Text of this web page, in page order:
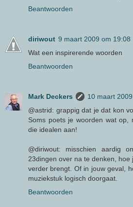
Beantwoorden
diriwout 9 maart 2009 om 19:08
Wat een inspirerende woorden
Beantwoorden
Mark Deckers
10 maart
@astrid: grappig dat je dat kon
Soms poets je woorden wat op,
die idealen aan!
@diriwout: misschien aardig
23dingen over na te denken, hoe
verder brengt. Of in jouw geval,
muziekstuk logisch doorgaat.
Beantwoorden